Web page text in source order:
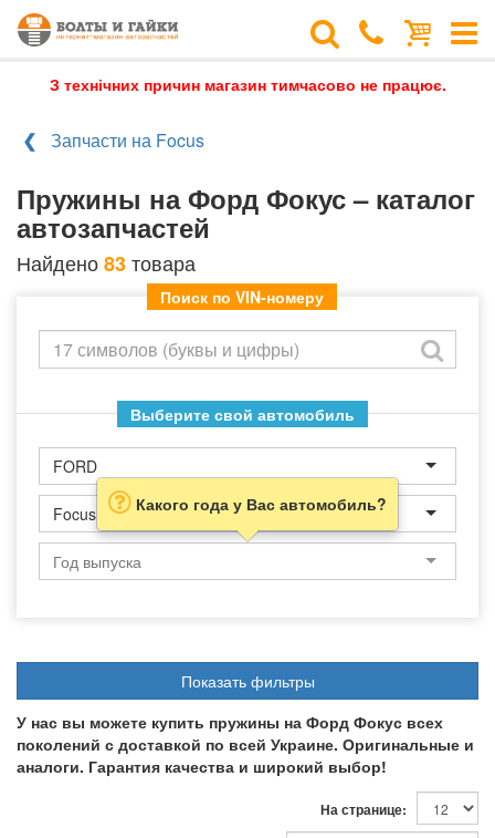
З технічних причин магазин тимчасово не працює.
Запчасти на Focus
Пружины на Форд Фокус – каталог
автозапчастей
Найдено83товара
Поиск по VIN-номеру
Выберите свой автомобиль
FORD
Focus Какого года у Вас автомобиль?
Показать фильтры
У нас вы можете купить пружины на Форд Фокус всех
поколений с доставкой по всей Украине. Оригинальные и
аналоги. Гарантия качества и широкий выбор!
На странице: